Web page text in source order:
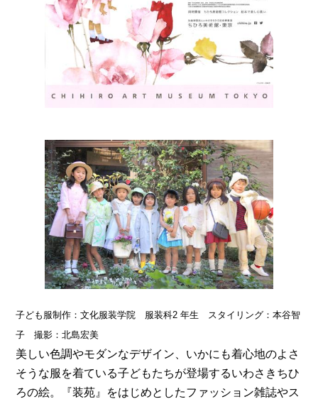
子ども服制作：文化服装学院 服装科2 年生 スタイリング：本谷智
子 撮影：北島宏美
美しい色調やモダンなデザイン、いかにも着心地のよさ
そうな服を着ている子どもたちが登場するいわさきちひ
ろの絵。『装苑』をはじめとしたファッション雑誌やス